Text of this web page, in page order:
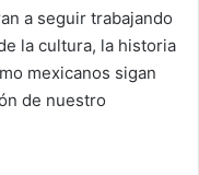
a seguir trabajando
la cultura, la historia
mexicanos sigan
de nuestro